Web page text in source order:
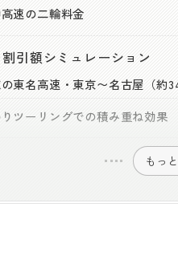
速の二輪料金
引額シミュレーション
東名高速・東京〜名古屋（約
ツーリングでの積み重ね効果
もっ